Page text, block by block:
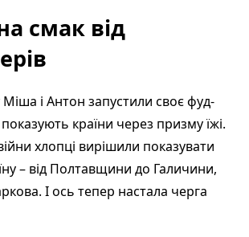
смак від
і Антон запустили своє фуд-
країни через призму їжі.
хлопці вирішили показувати
– від Полтавщини до Галичини,
І ось тепер настала черга